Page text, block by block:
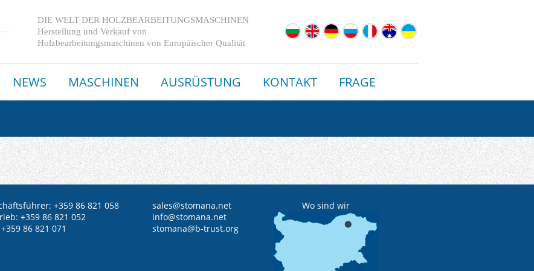
DIE WELT DER HOLZBEARBEITUNGSMASCHINEN
Herstellung und Verkauf von
Holzbearbeitungsmaschinen von Europäischer Qualität
NEWS MASCHINEN AUSRÜSTUNG KONTAKT FRAGE
+359 86 821 058
+359 86 821 052
86 821 071
sales@stomana.net
info@stomana.net
stomana@b-trust.org
Wo sind wir